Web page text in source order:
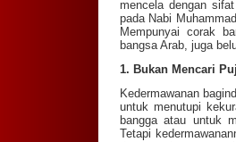
mencela dengan
pada Nabi
Mempunyai corak
bangsa Arab, juga
1. Bukan Mencari
Kedermawanan
untuk menutupi
bangga atau untuk
Tetapi